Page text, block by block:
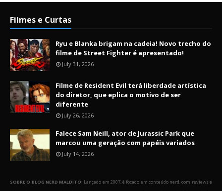
Filmes e Curtas
Ryu e Blanka brigam na cadeia! Novo trecho do
filme de Street Fighter é apresentado!
July 31, 2026
Filme de Resident Evil terá liberdade artística
do diretor, que eplica o motivo de ser
diferente
July 26, 2026
Falece Sam Neill, ator de Jurassic Park que
marcou uma geração com papéis variados
July 14, 2026
SOBRE O BLOG NERD MALDITO: Lançado em 2007, é focado em conteúdo nerd, com reviews e